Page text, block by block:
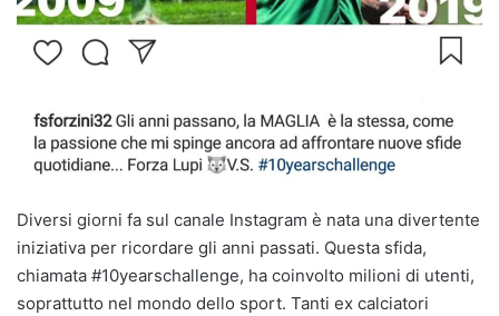
Diversi giorni fa sul canale Instagram è nata una divertente
iniziativa per ricordare gli anni passati. Questa sfida,
chiamata #10yearschallenge, ha coinvolto milioni di utenti,
soprattutto nel mondo dello sport. Tanti ex calciatori